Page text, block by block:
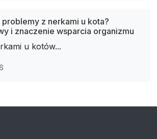
z nerkami u kota?
i znaczenie wsparcia organizmu
u kotów...